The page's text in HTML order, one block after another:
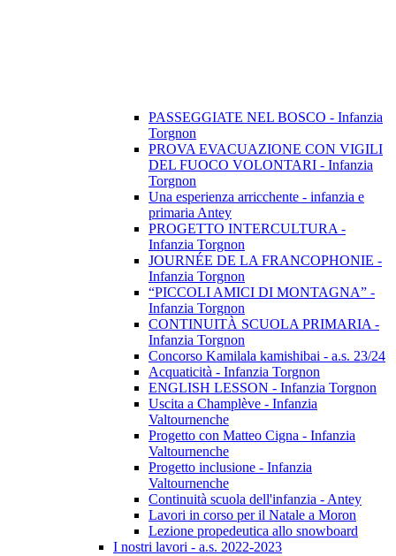
PASSEGGIATE NEL BOSCO - Infanzia
Torgnon
PROVA EVACUAZIONE CON VIGILI
DEL FUOCO VOLONTARI - Infanzia
Torgnon
Una esperienza arricchente - infanzia e
primaria Antey
PROGETTO INTERCULTURA -
Infanzia Torgnon
JOURNÉE DE LA FRANCOPHONIE -
Infanzia Torgnon
“PICCOLI AMICI DI MONTAGNA” -
Infanzia Torgnon
CONTINUITÀ SCUOLA PRIMARIA -
Infanzia Torgnon
Concorso Kamilala kamishibai - a.s. 23/24
Acquaticità - Infanzia Torgnon
ENGLISH LESSON - Infanzia Torgnon
Uscita a Champlève - Infanzia
Valtournenche
Progetto con Matteo Cigna - Infanzia
Valtournenche
Progetto inclusione - Infanzia
Valtournenche
Continuità scuola dell'infanzia - Antey
Lavori in corso per il Natale a Moron
Lezione propedeutica allo snowboard
I nostri lavori - a.s. 2022-2023